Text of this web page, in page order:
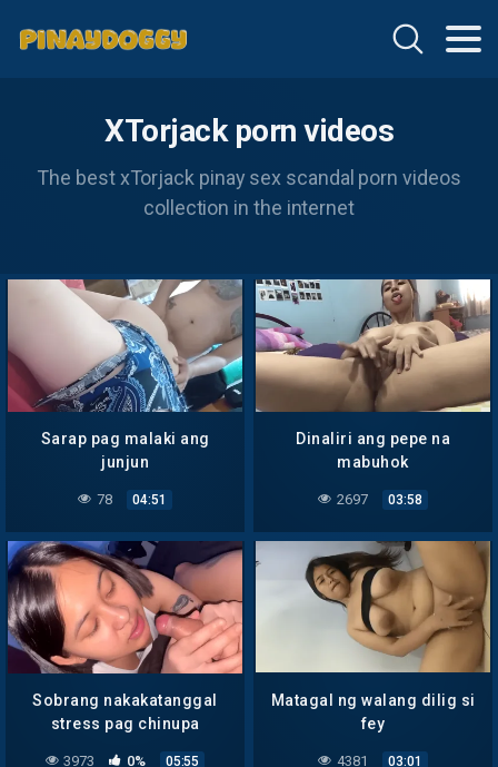
XTorjack porn videos
The best xTorjack pinay sex scandal porn videos
collection in the internet
Sarap pag malaki ang
junjun
78 04:51
Dinaliri ang pepe na
mabuhok
2697 03:58
Sobrang nakakatanggal
stress pag chinupa
3973 0% 05:55
Matagal ng walang dilig si
fey
4381 03:01